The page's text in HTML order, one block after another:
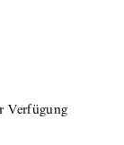
Verfügung